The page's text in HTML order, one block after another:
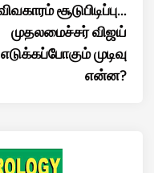
சூடுபிடிப்பு…
முதலமைச்சர் விஜய்
எடுக்கப்போகும் முடிவு
என்ன?